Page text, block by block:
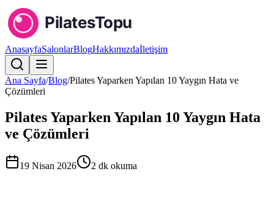
AnasayfaSalonlarBlogHakkımızdaİletişim
Ana Sayfa/Blog/Pilates Yaparken Yapılan 10 Yaygın Hata ve
Çözümleri
Pilates Yaparken Yapılan 10 Yaygın Hata
ve Çözümleri
19 Nisan 2026 2 dk okuma